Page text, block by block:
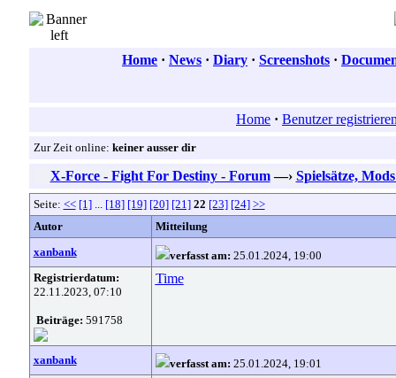
Home · News · Diary · Screenshots ·
Home · Benutzer
Zur Zeit online: keiner ausser dir
X-Force - Fight For Destiny - Forum —› Spielsätze,
Seite: << [1]... [18] [19] [20] [21] 22 [23] [24] >>
Autor
Mitteilung
xanbank
verfasst am: 25.01.2024, 19:00
Registrierdatum:
22.11.2023, 07:10
Beiträge: 591758
Time
xanbank verfasst am: 25.01.2024, 19:01